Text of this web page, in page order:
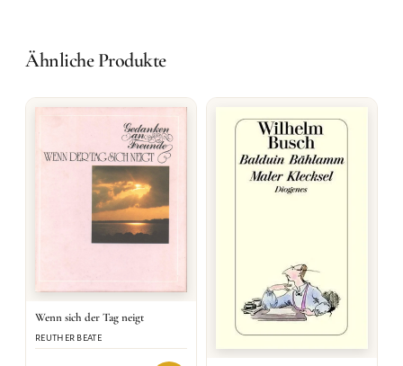
Ähnliche Produkte
Wenn sich der Tag neigt
REUTHER BEATE